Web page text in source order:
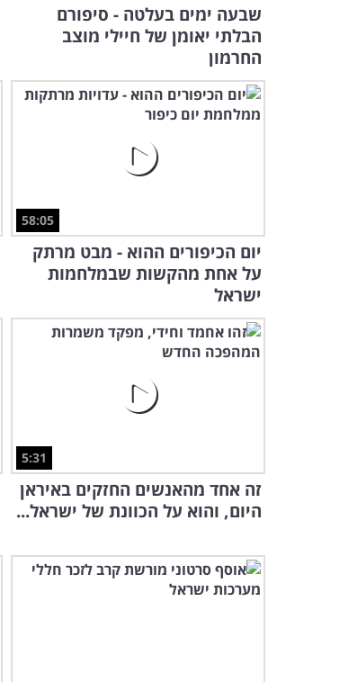
שבעה ימים בעלטה - סיפורם
הבלתי יאומן של חיילי מוצב
החרמון
58:05
יום הכיפורים ההוא - מבט מרתק
על אחת מהקשות שבמלחמות
ישראל
5:31
זה אחד מהאנשים החזקים באיראן
היום, והוא על הכוונת של ישראל...